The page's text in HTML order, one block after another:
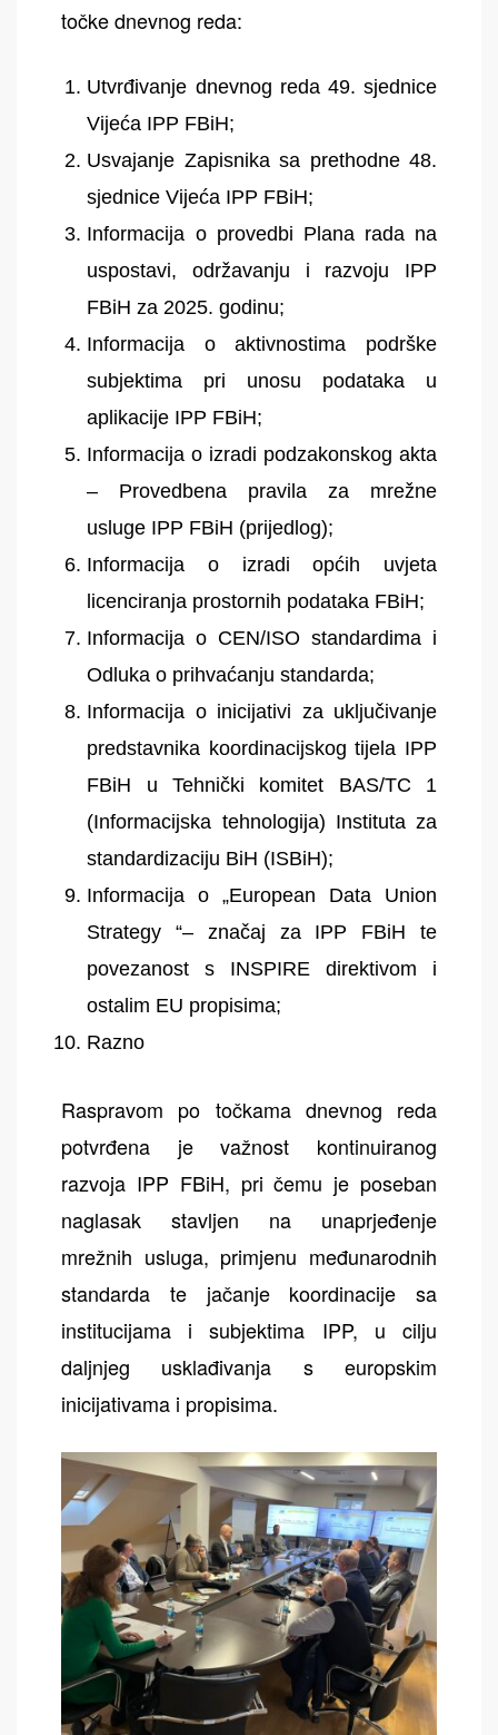
točke dnevnog reda:
Utvrđivanje dnevnog reda 49. sjednice
Vijeća IPP FBiH;
Usvajanje Zapisnika sa prethodne 48.
sjednice Vijeća IPP FBiH;
Informacija o provedbi Plana rada na
uspostavi, održavanju i razvoju IPP
FBiH za 2025. godinu;
Informacija o aktivnostima podrške
subjektima pri unosu podataka u
aplikacije IPP FBiH;
Informacija o izradi podzakonskog akta
– Provedbena pravila za mrežne
usluge IPP FBiH (prijedlog);
Informacija o izradi općih uvjeta
licenciranja prostornih podataka FBiH;
Informacija o CEN/ISO standardima i
Odluka o prihvaćanju standarda;
Informacija o inicijativi za uključivanje
predstavnika koordinacijskog tijela IPP
FBiH u Tehnički komitet BAS/TC 1
(Informacijska tehnologija) Instituta za
standardizaciju BiH (ISBiH);
Informacija o „European Data Union
Strategy “– značaj za IPP FBiH te
povezanost s INSPIRE direktivom i
ostalim EU propisima;
Razno
Raspravom po točkama dnevnog reda
potvrđena je važnost kontinuiranog
razvoja IPP FBiH, pri čemu je poseban
naglasak stavljen na unaprjeđenje
mrežnih usluga, primjenu međunarodnih
standarda te jačanje koordinacije sa
institucijama i subjektima IPP, u cilju
daljnjeg usklađivanja s europskim
inicijativama i propisima.